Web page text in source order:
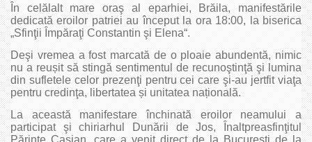
În celălalt mare oraş al eparhiei, Brăila, manifestările
dedicată eroilor patriei au început la ora 18:00, la biserica
„Sfinţii Împăraţi Constantin şi Elena“.
Deşi vremea a fost marcată de o ploaie abundentă, nimic
nu a reușit să stingă sentimentul de recunoştinţă şi lumina
din sufletele celor prezenţi pentru cei care şi-au jertfit viaţa
pentru credinţa, libertatea și unitatea națională.
La această manifestare închinată eroilor neamului a
participat şi chiriarhul Dunării de Jos, Înaltpreasfinţitul
Părinte Casian, care a venit direct de la Bucureşti de la